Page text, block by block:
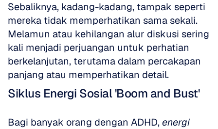
Sebaliknya, kadang-kadang, tampak seperti
mereka tidak memperhatikan sama sekali.
Melamun atau kehilangan alur diskusi sering
kali menjadi perjuangan untuk perhatian
berkelanjutan, terutama dalam percakapan
panjang atau memperhatikan detail.
Siklus Energi Sosial 'Boom and Bust'
Bagi banyak orang dengan ADHD, energi